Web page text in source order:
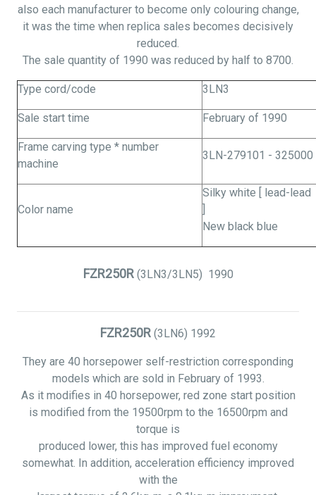
also each manufacturer to become only colouring change,
it was the time when replica sales becomes decisively
reduced.
The sale quantity of 1990 was reduced by half to 8700.
Type cord/code 3LN3
Sale start time February of 1990
Frame carving type * number
machine
3LN-279101 - 325000
Color name
Silky white [ lead-lead
]
New black blue
FZR250R (3LN3/3LN5) 1990
FZR250R (3LN6) 1992
They are 40 horsepower self-restriction corresponding
models which are sold in February of 1993.
As it modifies in 40 horsepower, red zone start position
is modified from the 19500rpm to the 16500rpm and
torque is
produced lower, this has improved fuel economy
somewhat. In addition, acceleration efficiency improved
with the